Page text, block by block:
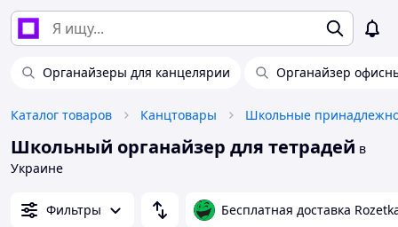
Органайзеры для канцелярии Органайзер
Каталог товаров Канцтовары Школьные
Школьный органайзер для тетрадей в
Украине
Фильтры Бесплатная доставка